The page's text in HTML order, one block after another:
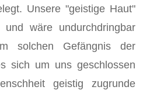
Unsere "geistige Haut"
wäre undurchdringbar
solchen Gefängnis der
sich um uns geschlossen
geistig zugrunde